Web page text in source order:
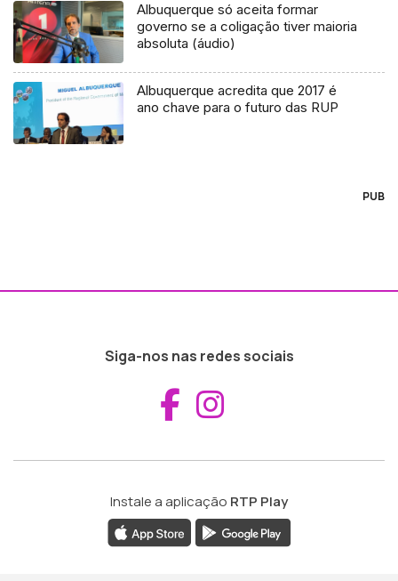
Albuquerque só aceita formar
governo se a coligação tiver maioria
absoluta (áudio)
Albuquerque acredita que 2017 é
ano chave para o futuro das RUP
PUB
Siga-nos nas redes sociais
Aceder ao
Instale a aplicação RTP Play